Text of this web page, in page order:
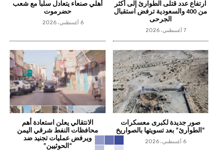
ارتفاع عدد قتلى الطوارئ إلى أكثر
من 400 والسعودية ترفض استقبال
الجرحى
7 أغسطس، 2026
أهلي صنعاء يتعادل سلباً مع شعب
حضرموت
6 أغسطس، 2026
صور جديدة لكبرى معسكرات
“الطوارئ” بعد تسويتها بالصواريخ
6 أغسطس، 2026
الانتقالي يعلن استعادة أهم
محافظات النفط شرقي اليمن
ويرفض عمليات تجنيد ضد
“الحوثيين”